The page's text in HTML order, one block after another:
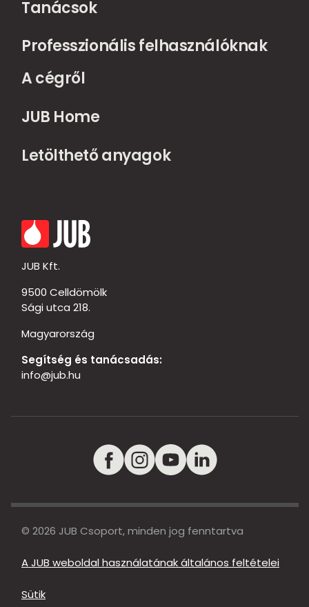
Tanácsok
Professzionális felhasználóknak
A cégről
JUB Home
Letölthető anyagok
JUB Kft.
9500 Celldömölk
Sági utca 218.
Magyarország
Segítség és tanácsadás:
info@jub.hu
© 2026 JUB Csoport, minden jog fenntartva
A JUB weboldal használatának általános feltételei
Sütik